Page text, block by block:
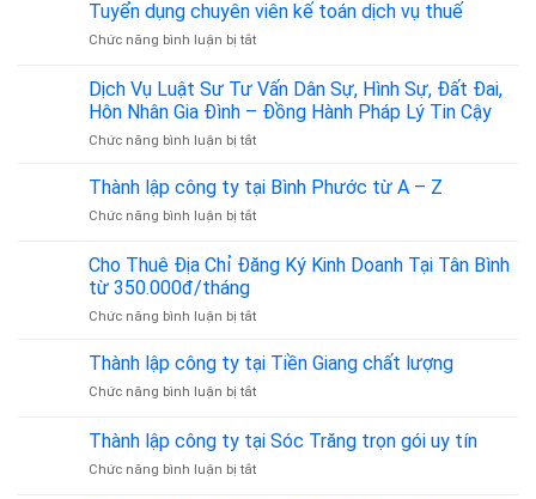
bao
ngành
vận
hành
khách
bao
Cập
định
Tuyển dụng chuyên viên kế toán dịch vụ thuế
Chức năng bình luận bị tắtở
dụng
chuyên
viên
kế
dịch
vụ
thuế
Dịch Vụ Luật Sư Tư Vấn Dân Sự, Hình Sự, Đất Đai,
Hôn Nhân Gia Đình – Đồng Hành Pháp Lý Tin Cậy
Chức năng bình luận bị tắtở
Vụ
Luật
Sư
Vấn
Hình
Đất
Gia
Đình
Thành lập công ty tại Bình Phước từ A – Z
Chức năng bình luận bị tắtở
lập
công
tại
Phước
từ
A
Z
Cho Thuê Địa Chỉ Đăng Ký Kinh Doanh Tại Tân Bình
từ 350.000đ/tháng
Chức năng bình luận bị tắtở
Thuê
Địa
Chỉ
Ký
Doanh
Thành lập công ty tại Tiền Giang chất lượng
Chức năng bình luận bị tắtở
lập
công
ty
Thành lập công ty tại Sóc Trăng trọn gói uy tín
Chức năng bình luận bị tắtở